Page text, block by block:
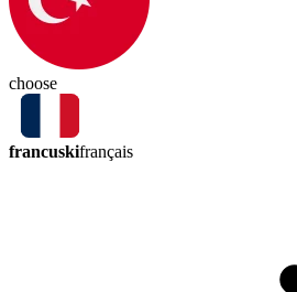
choose
francuskifrançais